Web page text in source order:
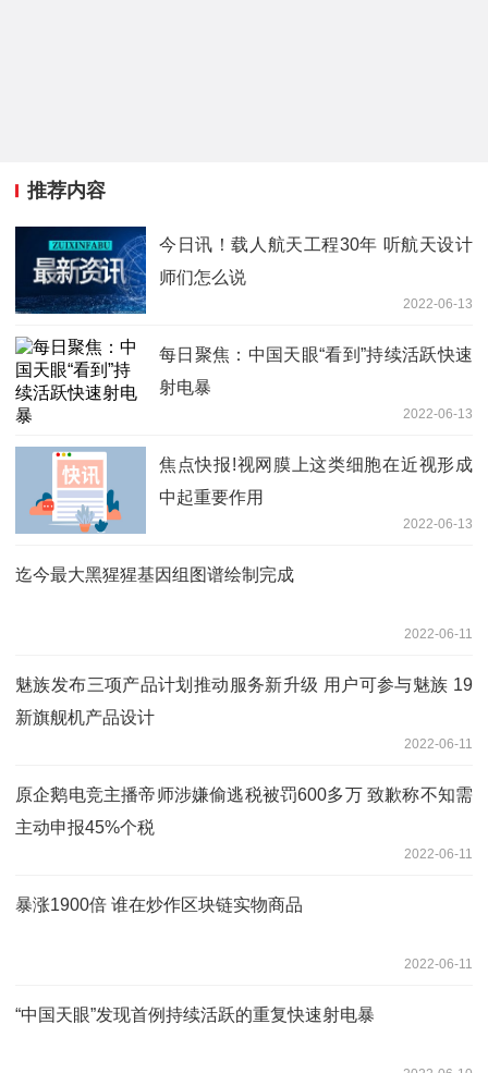
推荐内容
今日讯！载人航天工程30年 听航天设计
师们怎么说
2022-06-13
每日聚焦：中国天眼“看到”持续活跃快速
射电暴
2022-06-13
焦点快报!视网膜上这类细胞在近视形成
中起重要作用
2022-06-13
迄今最大黑猩猩基因组图谱绘制完成
2022-06-11
魅族发布三项产品计划推动服务新升级 用户可参与魅族 19
新旗舰机产品设计
2022-06-11
原企鹅电竞主播帝师涉嫌偷逃税被罚600多万 致歉称不知需
主动申报45%个税
2022-06-11
暴涨1900倍 谁在炒作区块链实物商品
2022-06-11
“中国天眼”发现首例持续活跃的重复快速射电暴